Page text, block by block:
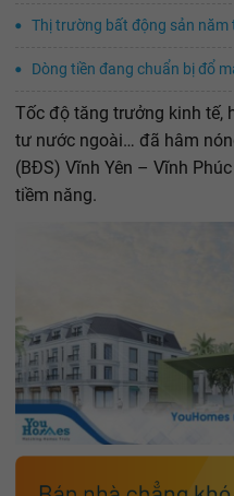
Thị trường bất động sản năm
Dòng tiền đang chuẩn bị đổ
Tốc độ tăng trưởng kinh tế,
tư nước ngoài… đã hâm
(BĐS) Vĩnh Yên – Vĩnh
tiềm năng.